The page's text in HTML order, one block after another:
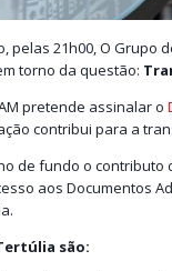
pelas 21h00, O Grupo
torno da questão:
pretende assinalar o
contribui para a
de fundo o
aos Documentos
são: